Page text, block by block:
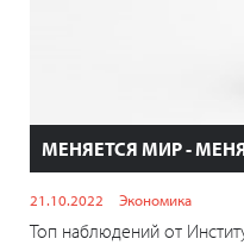
МЕНЯЕТСЯ МИР -
21.10.2022 Экономика
Топ наблюдений от